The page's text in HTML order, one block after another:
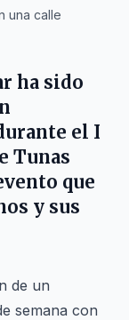
una calle
ha sido
el I
Tunas
que
y sus
de un
semana con